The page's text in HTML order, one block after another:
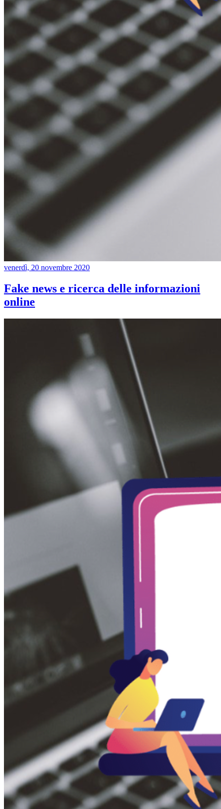
venerdì, 20 novembre 2020
Fake news e ricerca delle informazioni
online